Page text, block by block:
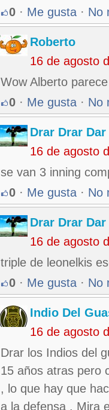
0 · Me gusta · No
Roberto
16 de agosto
Wow Alberto
0 · Me gusta · No
Drar Drar Dar
16 de agosto
se van 3 inning
0 · Me gusta · No
Drar Drar Dar
16 de agosto
triple de leonelkis
0 · Me gusta · No
Indio Del
16 de agosto
Drar los Indios del
15 años atras pero
, lo que hay que
a la defensa . Mira